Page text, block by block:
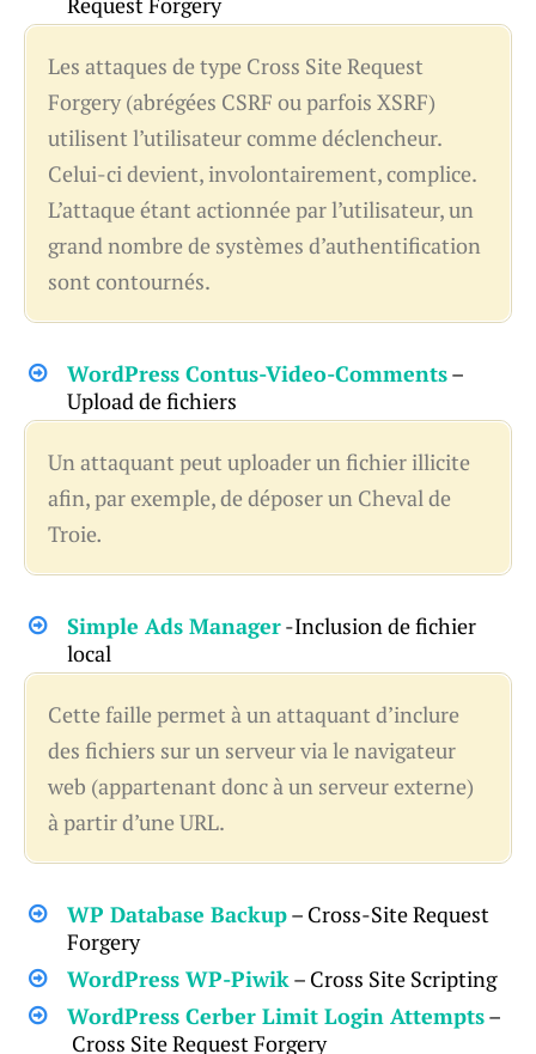
Les attaques de type Cross Site Request
Forgery (abrégées CSRF ou parfois XSRF)
utilisent l’utilisateur comme déclencheur.
Celui-ci devient, involontairement, complice.
L’attaque étant actionnée par l’utilisateur, un
grand nombre de systèmes d’authentification
sont contournés.
WordPress Contus-Video-Comments–
Upload de fichiers
Un attaquant peut uploader un fichier illicite
afin, par exemple, de déposer un Cheval de
Troie.
Simple Ads Manager-Inclusion de fichier
local
Cette faille permet à un attaquant d’inclure
des fichiers sur un serveur via le navigateur
web (appartenant donc à un serveur externe)
à partir d’une URL.
WP Database Backup– Cross-Site Request
Forgery
WordPress WP-Piwik– Cross Site Scripting
WordPress Cerber Limit Login Attempts–
Cross Site Request Forgery